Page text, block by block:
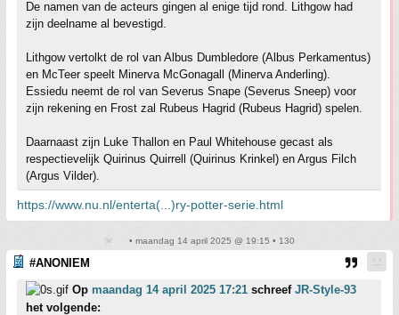
De namen van de acteurs gingen al enige tijd rond. Lithgow had
zijn deelname al bevestigd.
Lithgow vertolkt de rol van Albus Dumbledore (Albus Perkamentus)
en McTeer speelt Minerva McGonagall (Minerva Anderling).
Essiedu neemt de rol van Severus Snape (Severus Sneep) voor
zijn rekening en Frost zal Rubeus Hagrid (Rubeus Hagrid) spelen.
Daarnaast zijn Luke Thallon en Paul Whitehouse gecast als
respectievelijk Quirinus Quirrell (Quirinus Krinkel) en Argus Filch
(Argus Vilder).
https://www.nu.nl/enterta(...)ry-potter-serie.html
• maandag 14 april 2025 @ 19:15 • 130
#ANONIEM
Op maandag 14 april 2025 17:21 schreef JR-Style-93
het volgende: